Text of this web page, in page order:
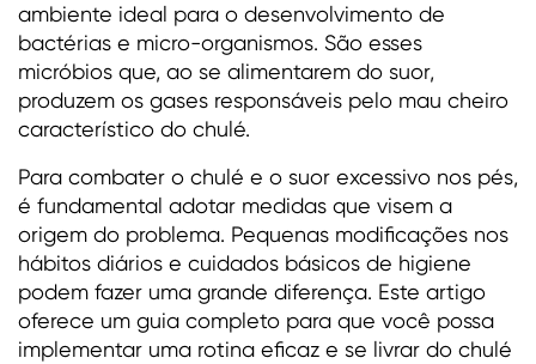
ambiente ideal para o desenvolvimento de
bactérias e micro-organismos. São esses
micróbios que, ao se alimentarem do suor,
produzem os gases responsáveis pelo mau cheiro
característico do chulé.
Para combater o chulé e o suor excessivo nos pés,
é fundamental adotar medidas que visem a
origem do problema. Pequenas modificações nos
hábitos diários e cuidados básicos de higiene
podem fazer uma grande diferença. Este artigo
oferece um guia completo para que você possa
implementar uma rotina eficaz e se livrar do chulé